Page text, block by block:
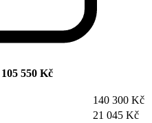
105 550 Kč
140 300 Kč
21 045 Kč